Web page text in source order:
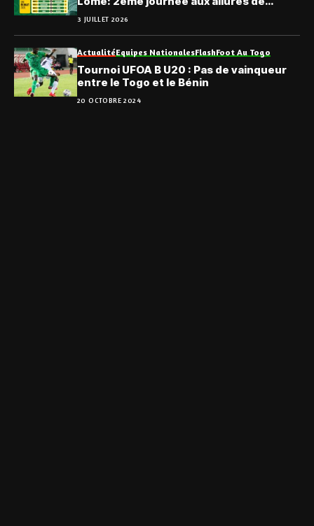
révélateur
3 JUILLET 2026
ActualitéEquipes NationalesFlashFoot Au Togo
Tournoi UFOA B U20 : Pas de vainqueur
entre le Togo et le Bénin
20 OCTOBRE 2024